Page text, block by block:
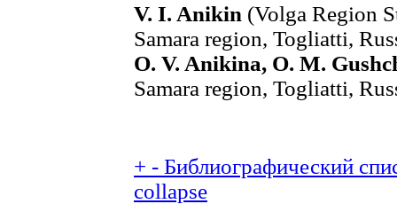
V. I. Anikin (Volga Region
Samara region, Togliatti,
O. V. Anikina, O. M.
Samara region, Togliatti,
+ - Библиографический
collapse